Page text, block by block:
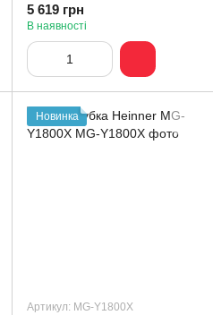
5 619 грн
В наявності
Новинка
Артикул: MG-Y1800X